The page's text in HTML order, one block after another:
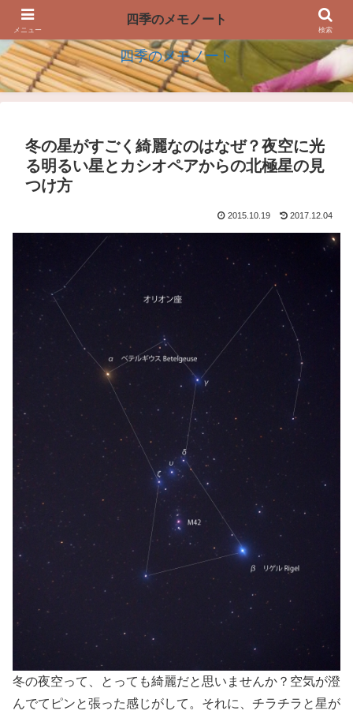
四季の生活を楽しむアイデアのメモノート
四季のメモノート
冬の星がすごく綺麗なのはなぜ？夜空に光
る明るい星とカシオペアからの北極星の見
つけ方
2015.10.19 2017.12.04
冬の夜空って、とっても綺麗だと思いませんか？空気が澄
んでてピンと張った感じがして。それに、チラチラと星が
メニュー
四季のメモノート
検索